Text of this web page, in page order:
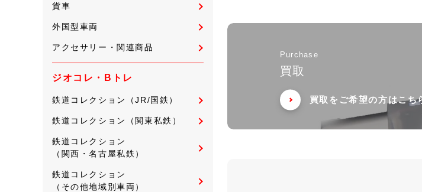
貨車
外国型車両
アクセサリー・関連商品
ジオコレ・Bトレ
鉄道コレクション（JR/国鉄）
鉄道コレクション（関東私鉄）
鉄道コレクション
（関西・名古屋私鉄）
鉄道コレクション
（その他地域別車両）
Purchase
買取
買取をご希望の方はこち